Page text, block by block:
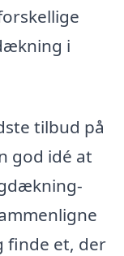
i
tilbud på
god idé at
finde et, der